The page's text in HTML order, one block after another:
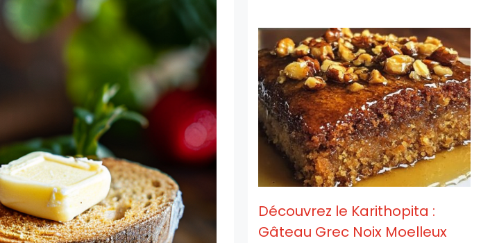
Découvrez le Karithopita :
Gâteau Grec Noix Moelleux